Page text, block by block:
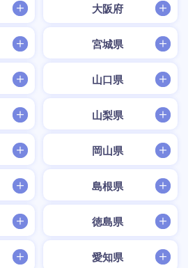
大阪府
宮城県
山口県
山梨県
岡山県
島根県
徳島県
愛知県